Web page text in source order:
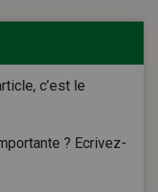
c’est le
? Ecrivez-